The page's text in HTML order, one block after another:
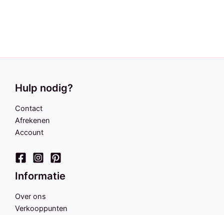
Hulp nodig?
Contact
Afrekenen
Account
Informatie
Over ons
Verkooppunten